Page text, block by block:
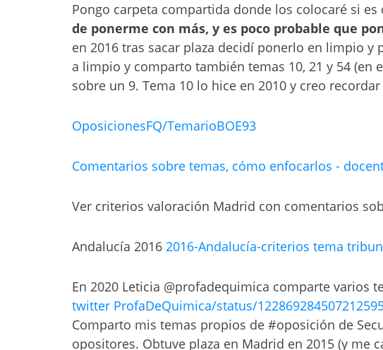
Pongo carpeta compartida donde los colocaré si
de ponerme con más, y es poco probable que
en 2016 tras sacar plaza decidí ponerlo en limpio
a limpio y comparto también temas 10, 21 y 54 (en
sobre un 9. Tema 10 lo hice en 2010 y creo
OposicionesFQ/TemarioBOE93
Comentarios sobre temas, cómo enfocarlos -
Ver criterios valoración Madrid con comentarios
Andalucía 2016 2016-Andalucía-criterios tema
En 2020 Leticia @profadequimica comparte varios
twitter ProfaDeQuimica/status/
Comparto mis temas propios de #oposición de
opositores. Obtuve plaza en Madrid en 2015 (y me